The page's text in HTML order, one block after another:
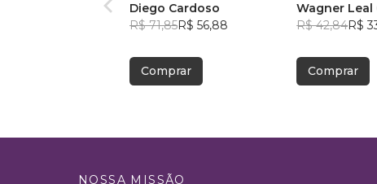
Diego Cardoso
R$ 71,85R$ 56,88
Comprar
Wagner Leal
R$ 42,84R$
Comprar
NOSSA MISSÃO